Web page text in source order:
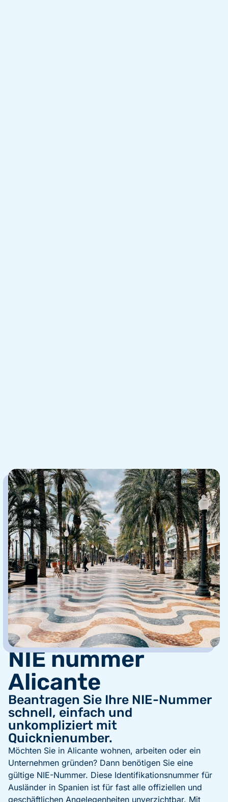
NIE nummer
Alicante
Beantragen Sie Ihre NIE-Nummer
schnell, einfach und
unkompliziert mit
Quicknienumber.
Möchten Sie in Alicante wohnen, arbeiten oder ein
Unternehmen gründen? Dann benötigen Sie eine
gültige NIE-Nummer. Diese Identifikationsnummer für
Ausländer in Spanien ist für fast alle offiziellen und
geschäftlichen Angelegenheiten unverzichtbar. Mit